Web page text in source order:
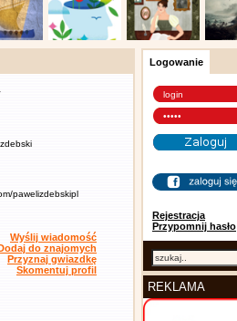
pawelizdebskipl
Wyślij wiadomość
do znajomych
Przyznaj gwiazdkę
Skomentuj profil
Logowanie
Rejestracja
Przypomnij hasło
REKLAMA